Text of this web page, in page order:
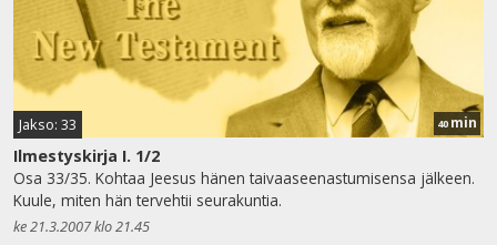
Jakso: 33 40 min
Ilmestyskirja I. 1/2
Osa 33/35. Kohtaa Jeesus hänen taivaaseenastumisensa jälkeen.
Kuule, miten hän tervehtii seurakuntia.
ke 21.3.2007 klo 21.45